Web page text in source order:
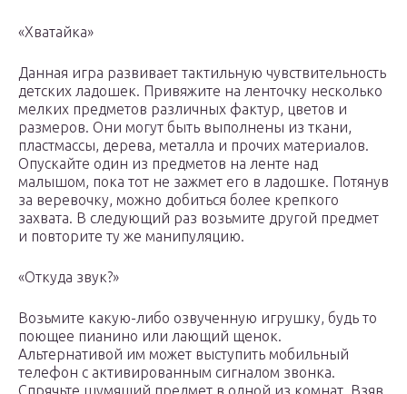
«Хватайка»
Данная игра развивает тактильную чувствительность
детских ладошек. Привяжите на ленточку несколько
мелких предметов различных фактур, цветов и
размеров. Они могут быть выполнены из ткани,
пластмассы, дерева, металла и прочих материалов.
Опускайте один из предметов на ленте над
малышом, пока тот не зажмет его в ладошке. Потянув
за веревочку, можно добиться более крепкого
захвата. В следующий раз возьмите другой предмет
и повторите ту же манипуляцию.
«Откуда звук?»
Возьмите какую-либо озвученную игрушку, будь то
поющее пианино или лающий щенок.
Альтернативой им может выступить мобильный
телефон с активированным сигналом звонка.
Спрячьте шумящий предмет в одной из комнат. Взяв